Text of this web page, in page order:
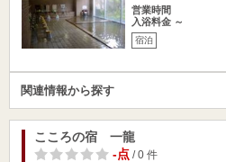
営業時間
入浴料金 ～
宿泊
関連情報から探す
こころの宿 一龍
-点/ 0 件